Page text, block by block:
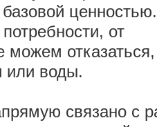
ценностью.
от
можем
или воды.
связано с